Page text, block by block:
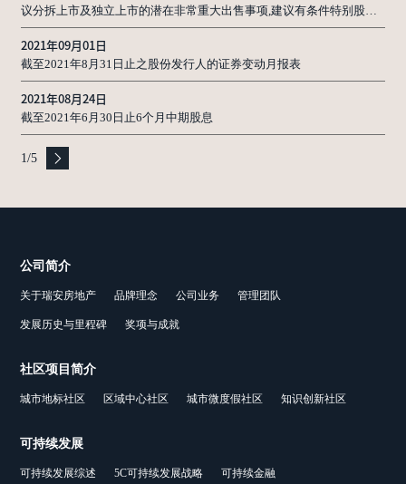
议分拆上市及独立上市的潜在非常重大出售事项,建议有条件特别股息,
内幕消息
2021年09月01日
截至2021年8月31日止之股份发行人的证券变动月报表
2021年08月24日
截至2021年6月30日止6个月中期股息
1/5
公司简介
关于瑞安房地产 品牌理念 公司业务 管理团队
发展历史与里程碑 奖项与成就
社区项目简介
城市地标社区 区域中心社区 城市微度假社区 知识创新社区
可持续发展
可持续发展综述 5C可持续发展战略 可持续金融